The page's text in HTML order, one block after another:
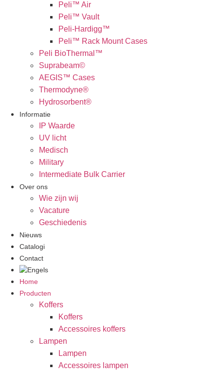
Peli™ Air
Peli™ Vault
Peli-Hardigg™
Peli™ Rack Mount Cases
Peli BioThermal™
Suprabeam©
AEGIS™ Cases
Thermodyne®
Hydrosorbent®
Informatie
IP Waarde
UV licht
Medisch
Military
Intermediate Bulk Carrier
Over ons
Wie zijn wij
Vacature
Geschiedenis
Nieuws
Catalogi
Contact
Home
Producten
Koffers
Koffers
Accessoires koffers
Lampen
Lampen
Accessoires lampen